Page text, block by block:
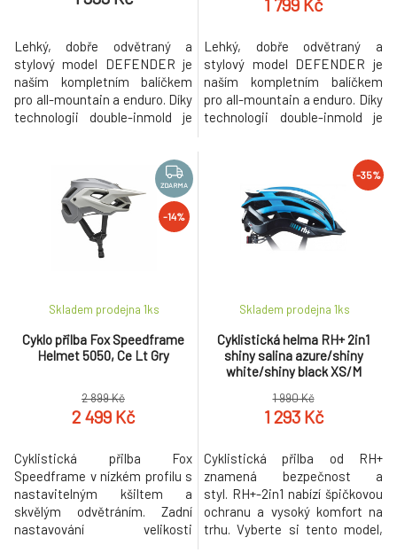
Lehký, dobře odvětraný a
stylový model DEFENDER je
naším kompletním balíčkem
pro all-mountain a enduro. Díky
technologii double-inmold je
spojuje vnitřní EPS a vnější
skořepinu dohromady, přičemž
další druhá vrstva chrání vnější
hrany a zlepšuje absorpci
nárazů. Větrací otvory a vnitřn
1 799 Kč
Lehký, dobře odvětraný a
stylový model DEFENDER je
naším kompletním balíčkem
pro all-mountain a enduro. Díky
technologii double-inmold je
spojuje vnitřní EPS a vnější
skořepinu dohromady, přičemž
další druhá vrstva chrání vnější
hrany a zlepšuje absorpci
nárazů. Větrací otvory a vnitřn
ZDARMA
-14%
Cyklo přilba Fox Speedframe
Helmet 5050, Ce Lt Gry
Skladem prodejna 1ks
2 899 Kč
2 499 Kč
Cyklistická přilba Fox
Speedframe v nízkém profilu s
nastavitelným kšiltem a
skvělým odvětráním. Zadní
nastavování velikosti
-35%
Cyklistická helma RH+ 2in1
shiny salina azure/shiny
white/shiny black XS/M
Skladem prodejna 1ks
1 990 Kč
1 293 Kč
Cyklistická přilba od RH+
znamená bezpečnost a
styl. RH+-2in1 nabízí špičkovou
ochranu a vysoký komfort na
trhu. Vyberte si tento model,